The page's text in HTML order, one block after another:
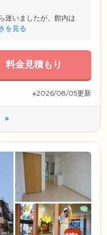
迷いましたが、館内は
を見る
料金見積もり
※2026/08/05更新